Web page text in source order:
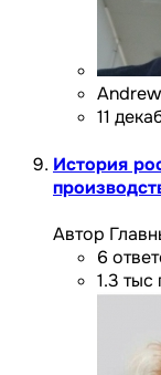
11
История
Автор
6
1.3 тыс